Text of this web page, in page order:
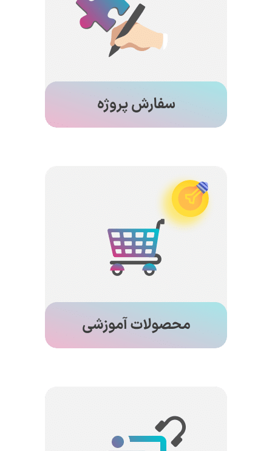
می توانید پروژه های CFD خود را برای شبیه سازی و
آموزش توسط تیم متخصص انسیس فلوئنت سفارش
دانشگاهی یا صنعتی از مشاوره رایگان و پشتیبانی فنی
رایگان پس از انجام پروژه خود بهره مند شوید.
محصولات آموزشی
یک فروشگاه آموزشی ثروتمند فوق العاده با صدها
محصول که در آن می توانید آموزش های مورد نیاز
مربوط به پروژه های خود را بیابید. هر محصول شامل
هندسه، مش و یک فیلم آموزشی جامع است که به
آموزش اختصاصی